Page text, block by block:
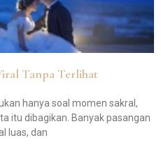
Tanpa Terlihat
hanya soal momen sakral,
itu dibagikan. Banyak pasangan
luas, dan